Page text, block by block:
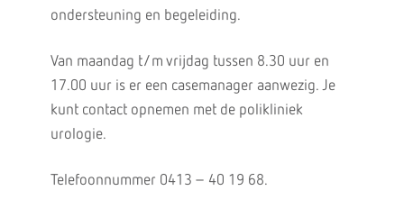
ondersteuning en begeleiding.
Van maandag t/m vrijdag tussen 8.30 uur en
17.00 uur is er een casemanager aanwezig. Je
kunt contact opnemen met de polikliniek
urologie.
Telefoonnummer 0413 – 40 19 68.